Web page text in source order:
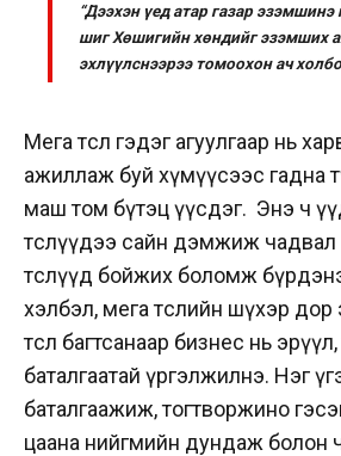
“Дээхэн үед атар газар эзэмшинэ
шиг Хөшигийн хөндийг эзэмших
эхлүүлснээрээ томоохон ач
Мега төсөл гэдэг агуулгаар нь
ажиллаж буй хүмүүсээс гадна
маш том бүтэц үүсдэг. Энэ ч
төслүүдээ сайн дэмжиж
төслүүд бойжих боломж бүрдэнэ.
хэлбэл, мега төслийн шүхэр
төсөл багтсанаар бизнес нь
баталгаатай үргэлжилнэ. Нэг
баталгаажиж, тогтворжино
цаана нийгмийн дундаж болон